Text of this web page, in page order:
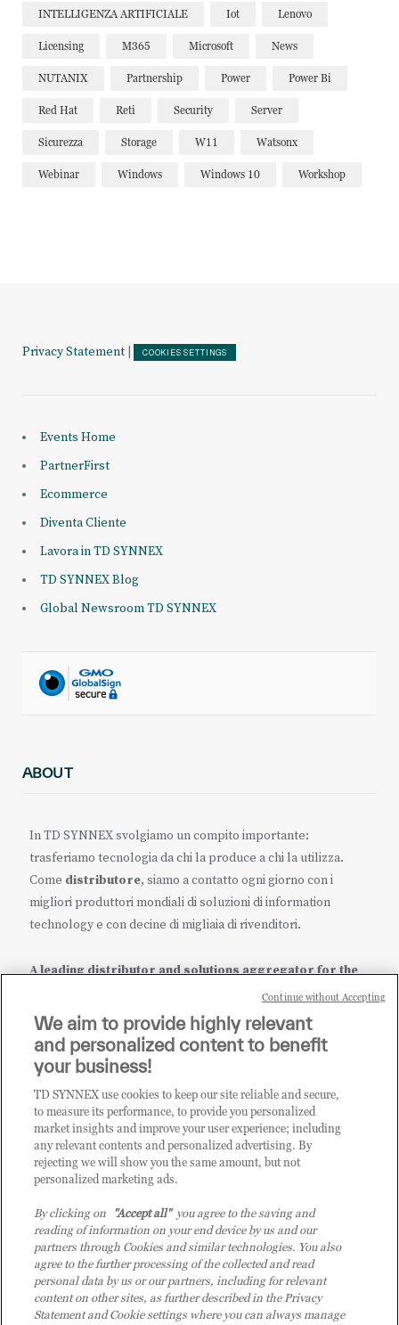
INTELLIGENZA ARTIFICIALE Iot Lenovo
Licensing M365 Microsoft News
NUTANIX Partnership Power Power Bi
Red Hat Reti Security Server
Sicurezza Storage W11 Watsonx
Webinar Windows Windows 10 Workshop
Privacy Statement COOKIES SETTINGS
Events Home
PartnerFirst
Ecommerce
Diventa Cliente
Lavora in TD SYNNEX
TD SYNNEX Blog
Global Newsroom TD SYNNEX
ABOUT
In TD SYNNEX svolgiamo un compito importante:
trasferiamo tecnologia da chi la produce a chi la utilizza.
Come distributore, siamo a contatto ogni giorno con i
migliori produttori mondiali di soluzioni di information
technology e con decine di migliaia di rivenditori.
A leading distributor and solutions aggregator for the
it.tdsynnex.com|eu.tdsynnex.com|tdsynnex.com
CATEGORIE
Categorie
© 2026 TD SYNNEX Italy S.r.l. - Sede legale: via Luigi Russolo 9, 20138
We aim to provide highly relevant
and personalized content to benefit
your business!
TD SYNNEX use cookies to keep our site reliable and secure,
to measure its performance, to provide you personalized
market insights and improve your user experience; including
any relevant contents and personalized advertising. By
rejecting we will show you the same amount, but not
personalized marketing ads.
By clicking on "Accept all"you agree to the saving and
reading of information on your end device by us and our
partners through Cookies and similar technologies. You also
agree to the further processing of the collected and read
personal data by us or our partners, including for relevant
content on other sites, as further described in the Privacy
Statement and Cookie settings where you can always manage
Continue without Accepting